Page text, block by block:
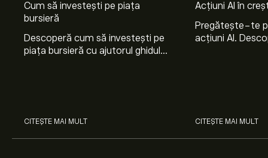
Cum să investești pe piața
bursieră
Descoperă cum să investești pe
piața bursieră cu ajutorul ghidului
CITEȘTE MAI MULT
Acțiuni AI în
Pregătește-te
acțiuni AI.
CITEȘTE MAI MULT